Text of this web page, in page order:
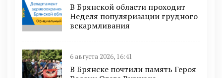
В Брянской области проходит
Неделя популяризации грудного
вскармливания
6 августа 2026, 16:41
В Брянске почтили память Героя